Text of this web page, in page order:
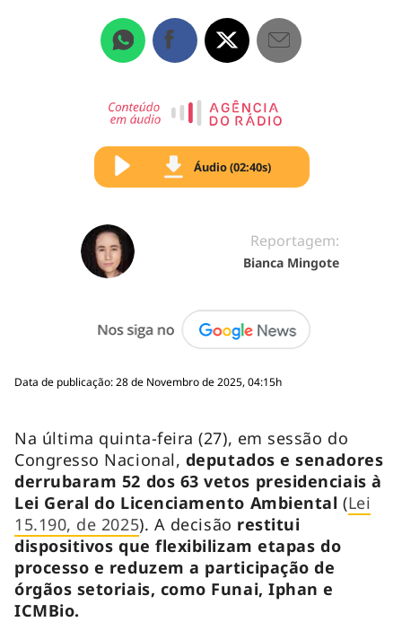
Áudio (02:40s)
Reportagem:
Bianca Mingote
Data de publicação: 28 de Novembro de 2025, 04:15h
Na última quinta-feira (27), em sessão do
Congresso Nacional, deputados e senadores
derrubaram 52 dos 63 vetos presidenciais à
Lei Geral do Licenciamento Ambiental (Lei
15.190, de 2025). A decisão restitui
dispositivos que flexibilizam etapas do
processo e reduzem a participação de
órgãos setoriais, como Funai, Iphan e
ICMBio.